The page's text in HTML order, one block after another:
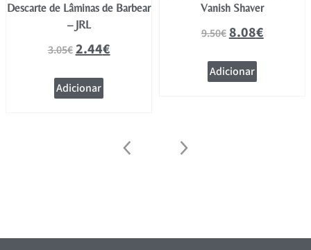
Descarte de Lâminas de Barbear
– JRL
3.05€2.44€
Adicionar
Vanish Shaver
9.50€8.08€
Adicionar